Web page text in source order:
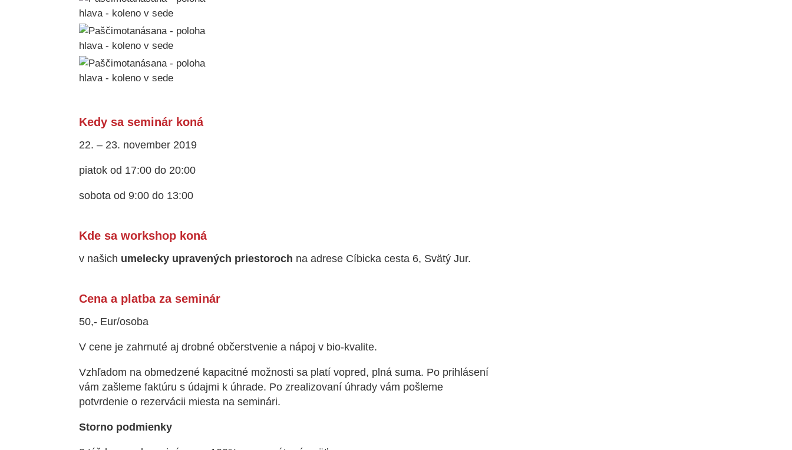
Kedy sa seminár koná
22. – 23. november 2019
piatok od 17:00 do 20:00
sobota od 9:00 do 13:00
Kde sa workshop koná
v našich umelecky upravených priestoroch na adrese Cíbicka cesta 6, Svätý Jur.
Cena a platba za seminár
50,- Eur/osoba
V cene je zahrnuté aj drobné občerstvenie a nápoj v bio-kvalite.
Vzhľadom na obmedzené kapacitné možnosti sa p latí vopred, plná suma. Po prihlásení
vám zašleme faktúru s údajmi k úhrade. Po zrealizovaní úhrady vám pošleme
potvrdenie o rezervácii miesta na seminári.
Storno podmienky